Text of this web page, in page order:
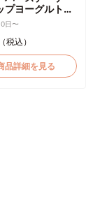
ヨーグルトク
日〜
（税込）
詳細を見る